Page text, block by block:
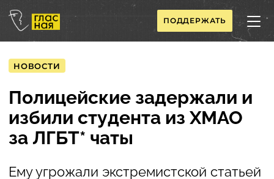
ПОДДЕРЖАТЬ
НОВОСТИ
Полицейские задержали и
избили студента из ХМАО
за ЛГБТ* чаты
Ему угрожали экстремистской статьей